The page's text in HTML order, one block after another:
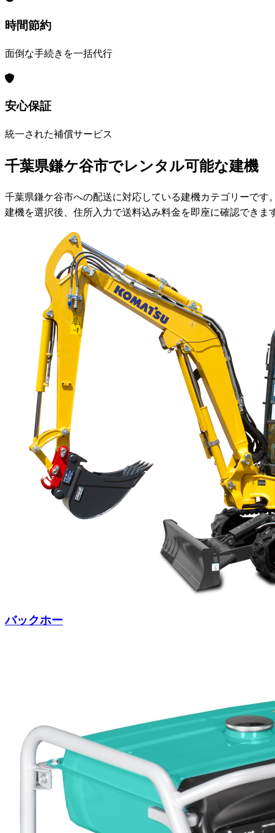
時間節約
面倒な手続きを一括代行
安心保証
統一された補償サービス
千葉県鎌ケ谷市でレンタル可能な建機
千葉県鎌ケ谷市への配送に対応している建機カテゴリーです
建機を選択後、住所入力で送料込み料金を即座に確認できます
バックホー